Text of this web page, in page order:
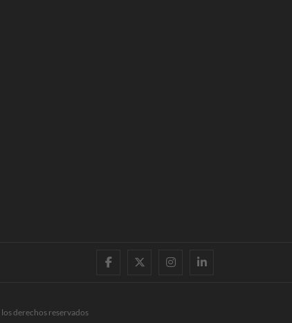
facebooktwitterinstagram
linkedin
derechos reservados